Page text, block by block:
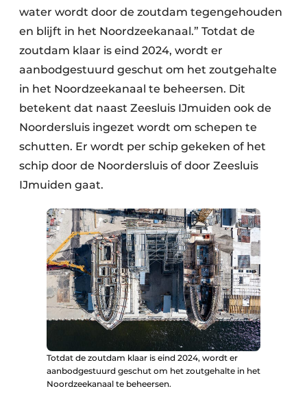
water wordt door de zoutdam tegengehouden
en blijft in het Noordzeekanaal.” Totdat de
zoutdam klaar is eind 2024, wordt er
aanbodgestuurd geschut om het zoutgehalte
in het Noordzeekanaal te beheersen. Dit
betekent dat naast Zeesluis IJmuiden ook de
Noordersluis ingezet wordt om schepen te
schutten. Er wordt per schip gekeken of het
schip door de Noordersluis of door Zeesluis
IJmuiden gaat.
Totdat de zoutdam klaar is eind 2024, wordt er
aanbodgestuurd geschut om het zoutgehalte in het
Noordzeekanaal te beheersen.